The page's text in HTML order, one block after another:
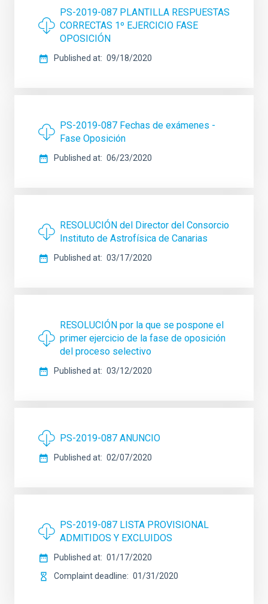
PS-2019-087 PLANTILLA RESPUESTAS
CORRECTAS 1º EJERCICIO FASE
OPOSICIÓN
Published at 09/18/2020
PS-2019-087 Fechas de exámenes -
Fase Oposición
Published at 06/23/2020
RESOLUCIÓN del Director del Consorcio
Instituto de Astrofísica de Canarias
Published at 03/17/2020
RESOLUCIÓN por la que se pospone el
primer ejercicio de la fase de oposición
del proceso selectivo
Published at 03/12/2020
PS-2019-087 ANUNCIO
Published at 02/07/2020
PS-2019-087 LISTA PROVISIONAL
ADMITIDOS Y EXCLUIDOS
Published at
01/17/2020
Complaint deadline
01/31/2020